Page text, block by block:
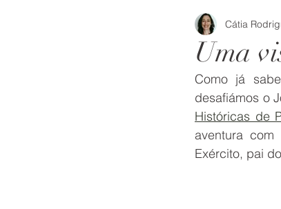
Uma
Cátia
Como já
desafiámos o
Históricas de
aventura
Exército, pai